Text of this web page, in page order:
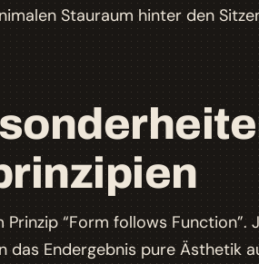
Stauraum hinter den
“Form follows Function”.
das Endergebnis pure Ästhetik